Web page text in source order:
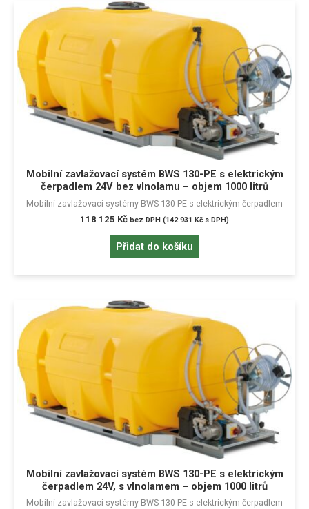
Mobilní zavlažovací systém BWS 130-PE s elektrickým
čerpadlem 24V bez vlnolamu – objem 1000 litrů
Mobilní zavlažovací systémy BWS 130 PE s elektrickým čerpadlem
118 125 Kč bez DPH (142 931 Kč s DPH)
Přidat do košíku
Mobilní zavlažovací systém BWS 130-PE s elektrickým
čerpadlem 24V, s vlnolamem – objem 1000 litrů
Mobilní zavlažovací systémy BWS 130 PE s elektrickým čerpadlem